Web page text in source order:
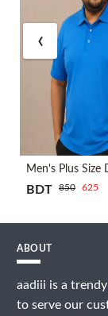
BDT 850 625
‹
ABOUT
aadiii is a
to serve our